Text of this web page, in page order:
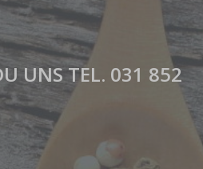
UNS TEL. 031 852